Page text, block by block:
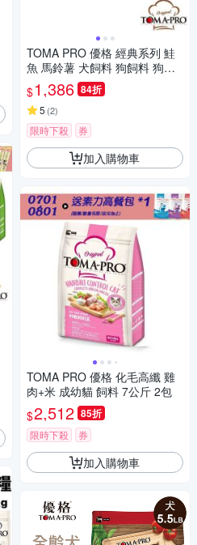
TOMA PRO 優格 經典系列 鮭
魚 馬鈴薯 犬飼料 狗飼料 狗糧
7公斤 成犬 幼犬 高齡犬
$1,386 84折
5 (2)
限時下殺 券
加入購物車
TOMA PRO 優格 化毛高纖 雞
肉+米 成幼貓 飼料 7公斤 2包
$2,512 85折
限時下殺 券
加入購物車